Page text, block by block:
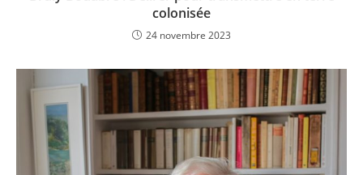
colonisée
24 novembre 2023